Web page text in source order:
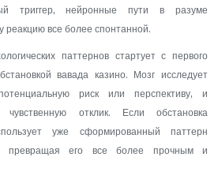
триггер, нейронные пути в разуме
реакцию все более спонтанной.
паттернов стартует с первого
вавада казино. Мозг исследует
риск или перспективу, и
чувственную отклик. Если обстановка
уже сформированный паттерн
превращая его все более прочным и